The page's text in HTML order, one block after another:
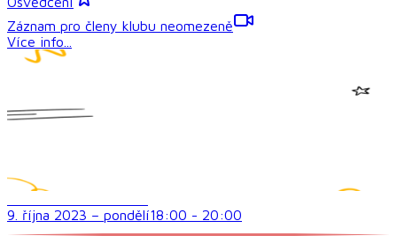
Záznam pro členy klubu neomezeně
Více info...
9. října 2023 – pondělí18:00 - 20:00